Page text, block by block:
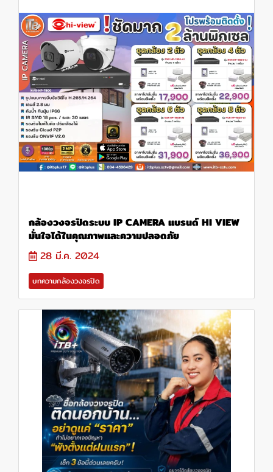
กล้องวงจรปิดระบบ IP CAMERA แบรนด์ HI VIEW
มั่นใจได้ในคุณภาพและความปลอดภัย
28 มี.ค. 2024
บทความกล้องวงจรปิด